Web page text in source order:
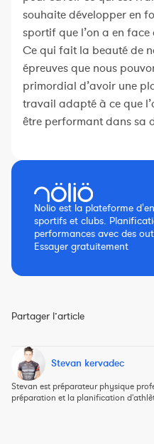
souhaite développer en
sportif que l’on a en face
Ce qui fait la beauté de
épreuves que nous
primordial d’avoir une
travail adapté à ce que
être performant dans sa
Nolio est la plateforme
sportifs et clubs.
performances avec des
Essayer gratuitement
Partager l’article
Stevan kervadec
Stevan est préparateur physique
préparation et la planification